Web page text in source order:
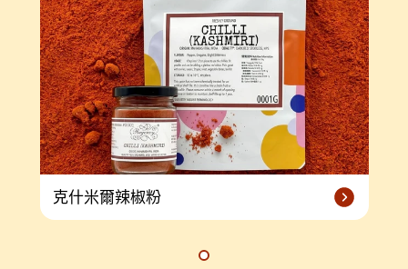
克什米爾辣椒粉